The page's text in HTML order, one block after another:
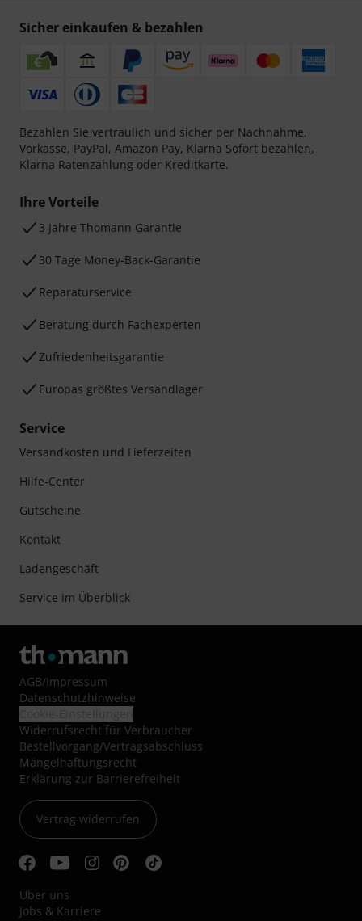
Sicher einkaufen & bezahlen
Bezahlen Sie vertraulich und sicher per Nachnahme,
Vorkasse, PayPal, Amazon Pay, Klarna Sofort bezahlen,
Klarna Ratenzahlung oder Kreditkarte.
Ihre Vorteile
3 Jahre Thomann Garantie
30 Tage Money-Back-Garantie
Reparaturservice
Beratung durch Fachexperten
Zufriedenheitsgarantie
Europas größtes Versandlager
Service
Versandkosten und Lieferzeiten
Hilfe-Center
Gutscheine
Kontakt
Ladengeschäft
Service im Überblick
AGB/Impressum
Datenschutzhinweise
Widerrufsrecht für Verbraucher
Bestellvorgang/Vertragsabschluss
Mängelhaftungsrecht
Erklärung zur Barrierefreiheit
Vertrag widerrufen
Über uns
Jobs & Karriere